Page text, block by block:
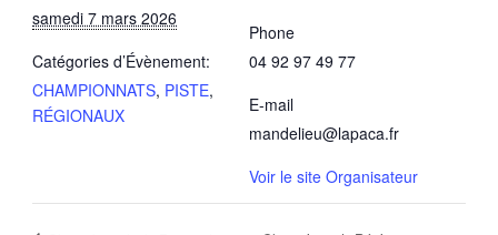
samedi 7 mars 2026
Catégories d’Évènement:
CHAMPIONNATS, PISTE,
RÉGIONAUX
Phone
04 92 97 49 77
E-mail
mandelieu@lapaca.fr
Voir le site Organisateur